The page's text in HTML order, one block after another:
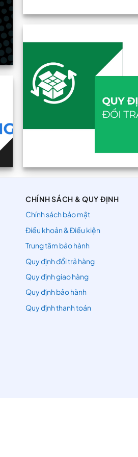
CHÍNH SÁCH & QUY ĐỊNH
Chính sách bảo mật
Điều khoản & Điều kiện
Trung tâm bảo hành
Quy định đổi trả hàng
Quy định giao hàng
Quy định bảo hành
Quy định thanh toán